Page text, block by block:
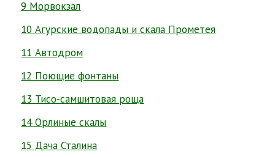
9 Морвокзал
10 Агурские водопады и скала Прометея
11 Автодром
12 Поющие фонтаны
13 Тисо-самшитовая роща
14 Орлиные скалы
15 Дача Сталина